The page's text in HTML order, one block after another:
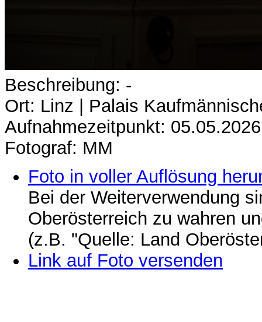
Beschreibung: -
Ort: Linz | Palais
Aufnahmezeitpunkt: 05.05.2026
Fotograf: MM
Foto in voller Auflösung
Bei der Weiterverwendung
Oberösterreich zu wahren
(z.B. "Quelle: Land
Link auf Foto versenden